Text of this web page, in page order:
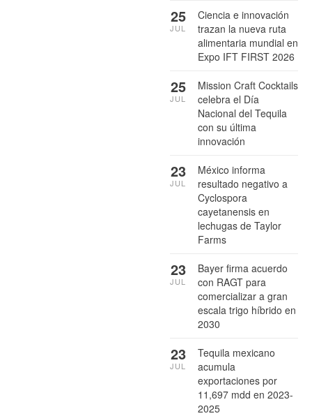
Ciencia e innovación
trazan la nueva ruta
alimentaria mundial en
Expo IFT FIRST 2026
25
JUL
Mission Craft Cocktails
celebra el Día
Nacional del Tequila
con su última
innovación
25
JUL
México informa
resultado negativo a
Cyclospora
cayetanensis en
lechugas de Taylor
Farms
23
JUL
Bayer firma acuerdo
con RAGT para
comercializar a gran
escala trigo híbrido en
2030
23
JUL
Tequila mexicano
acumula
exportaciones por
11,697 mdd en 2023-
2025
23
JUL